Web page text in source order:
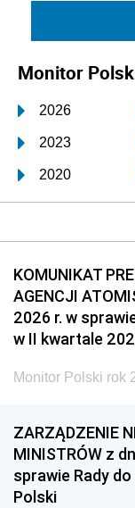
Monitor
2026
2023
2020
2017
2014
2011
2008
2005
1996
1993
1990
KOMUNIKAT
AGENCJI
2026 r. w
w II kwartale
Monitor Polski rok
ZARZĄDZENIE
MINISTRÓW z
sprawie Rady
Polski